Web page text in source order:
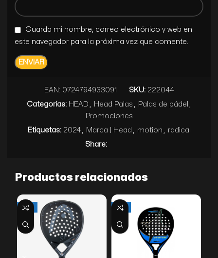
Guarda mi nombre, correo electrónico y web en
este navegador para la próxima vez que comente.
EAN: 0724794933091 SKU: 222044
Categorías: HEAD Head Palas Palas de pádel
Promociones
Etiquetas: 2024 Marca | Head motion
radical
Share:
Productos relacionados
-57% -18%